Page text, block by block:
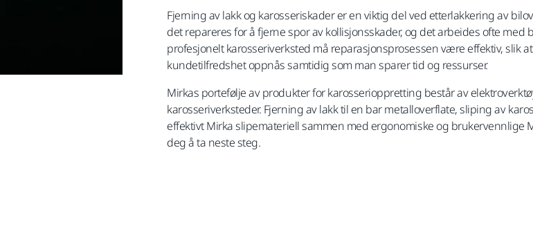
Fjerning av lakk og karosseriskader er en viktig del ved etterlakkering av
det repareres for å fjerne spor av kollisjonsskader, og det arbeides ofte med
profesjonelt karosseriverksted må reparasjonsprosessen være effektiv, slik
kundetilfredshet oppnås samtidig som man sparer tid og ressurser.
Mirkas portefølje av produkter for karosserioppretting består av
karosseriverksteder. Fjerning av lakk til en bar metalloverflate, sliping av
effektivt Mirka slipemateriell sammen med ergonomiske og brukervennlige
deg å ta neste steg.